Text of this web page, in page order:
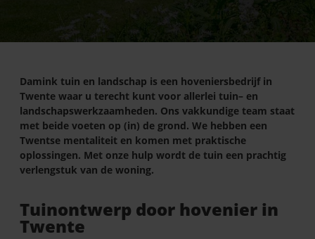
Damink tuin en landschap is een hoveniersbedrijf in
Twente waar u terecht kunt voor allerlei tuin– en
landschapswerkzaamheden. Ons vakkundige team staat
met beide voeten op (in) de grond. We hebben een
Twentse mentaliteit en komen met praktische
oplossingen. Met onze hulp wordt de tuin een prachtig
verlengstuk van de woning.
Tuinontwerp door hovenier in
Twente